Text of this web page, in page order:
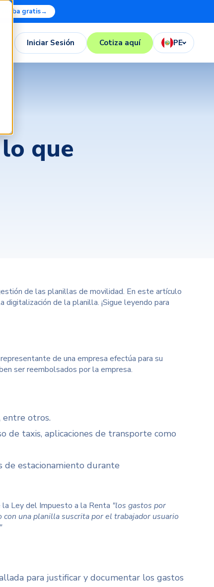
Prueba gratis→
Iniciar Sesión Cotiza aquí PE
que
de las planillas de movilidad. En este artículo
de la planilla. ¡Sigue leyendo para
de una empresa efectúa para su
ser reembolsados por la empresa.
entre otros.
de taxis, aplicaciones de transporte como
de estacionamiento durante
Ley del Impuesto a la Renta "los gastos por
una planilla suscrita por el trabajador usuario
para justificar y documentar los gastos